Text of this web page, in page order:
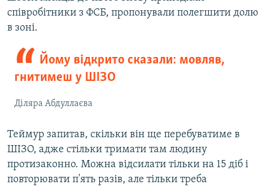
співробітники з ФСБ, пропонували полегшити долю
в зоні.
Йому відкрито сказали: мовляв,
гнитимеш у ШІЗО
Діляра Абдуллаєва
Теймур запитав, скільки він ще перебуватиме в
ШІЗО, адже стільки тримати там людину
протизаконно. Можна відсилати тільки на 15 діб і
повторювати п'ять разів, але тільки треба